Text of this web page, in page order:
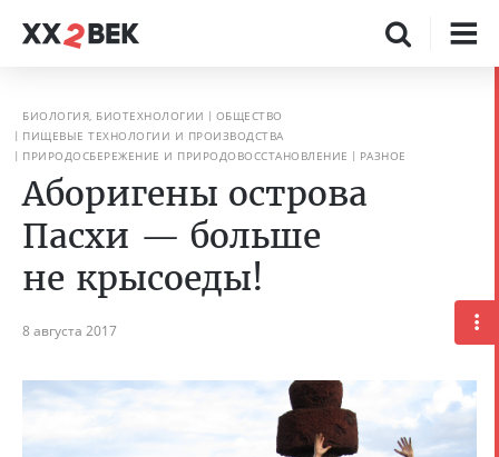
БИОЛОГИЯ, БИОТЕХНОЛОГИИ
ОБЩЕСТВО
ПИЩЕВЫЕ ТЕХНОЛОГИИ И ПРОИЗВОДСТВА
ПРИРОДОСБЕРЕЖЕНИЕ И ПРИРОДОВОССТАНОВЛЕНИЕ
РАЗНОЕ
Аборигены острова
Пасхи — больше
не крысоеды!
8 августа 2017